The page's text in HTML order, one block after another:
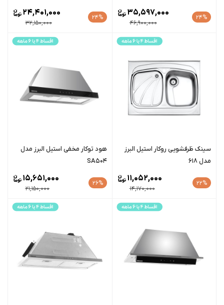
24%
46,900,000
35,597,000
24%
32,150,000
24,401,000
سينک ظرفشویی روکار استیل البرز
مدل 618
22%
14,170,000
11,052,000
هود توکار مخفی استیل البرز مدل
SA504
26%
21,150,000
15,651,000